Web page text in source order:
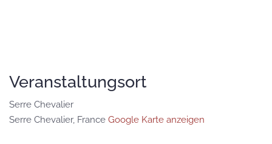
Veranstaltungsort
Serre Chevalier
Serre Chevalier, France Google Karte anzeigen